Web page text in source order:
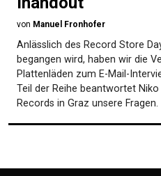
von Manuel Fronhofer
Anlässlich des Record Store
begangen wird, haben wir die
Plattenläden zum E-Mail-
Teil der Reihe beantwortet
Records in Graz unsere Fragen.